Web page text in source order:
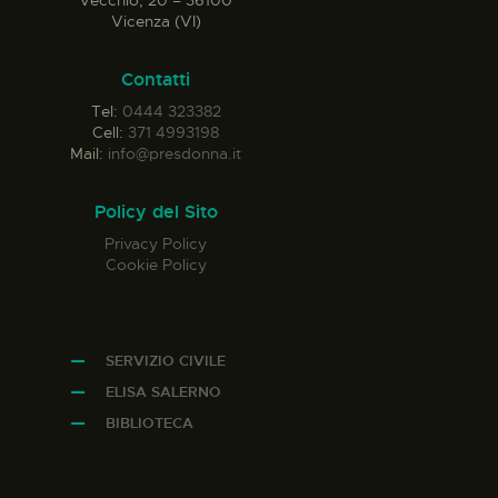
Vicenza (VI)
Contatti
Tel: 0444 323382
Cell: 371 4993198
Mail: info@presdonna.it
Policy del Sito
Privacy Policy
Cookie Policy
SERVIZIO CIVILE
ELISA SALERNO
BIBLIOTECA